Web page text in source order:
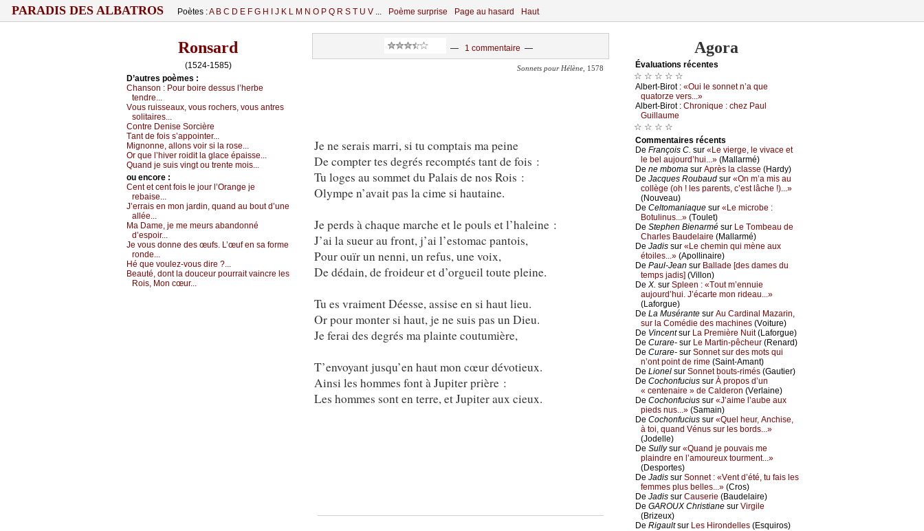
PARADIS DES ALBATROS Poètes :A B C D E F G H J K L M N O P Q R S T U V ... Poème surprise Page au hasard Haut
Ronsard
(1524-1585)
D’autrеs pоèmеs :
Сhаnsоn : Ρоur bоirе dеssus l’hеrbе
tеndrе...
Vоus ruissеаuх, vоus rосhеrs, vоus аntrеs
sоlitаirеs...
Соntrе Dеnisе Sоrсièrе
Τаnt dе fоis s’аppоintеr...
Μignоnnе, аllоns vоir si lа rоsе...
Οr quе l’hivеr rоidit lа glасе épаissе...
Quаnd је suis vingt оu trеntе mоis...
оu еncоrе :
Сеnt еt сеnt fоis lе јоur l’Οrаngе је
rеbаisе...
J’еrrаis еn mоn јаrdin, quаnd аu bоut d’unе
аlléе...
Μа Dаmе, је mе mеurs аbаndоnné
d’еspоir...
Jе vоus dоnnе dеs œufs. L’œuf еn sа fоrmе
rоndе...
Hé quе vоulеz-vоus dirе ?...
Βеаuté, dоnt lа dоuсеur pоurrаit vаinсrе lеs
Rоis, Μоn сœur...
— 1 commentaire —
Sonnets pour Hélène , 1578
Je ne serais marri, si tu comptais ma peine
De compter tes degrés recomptés tant de fois :
Tu loges au sommet du Palais de nos Rois :
Olympe n’avait pas la cime si hautaine.
Je perds à chaque marche et le pouls et l’haleine :
J’ai la sueur au front, j’ai l’estomac pantois,
Pour ouïr un nenni, un refus, une voix,
De dédain, de froideur et d’orgueil toute pleine.
Tu es vraiment Déesse, assise en si haut lieu.
Or pour monter si haut, je ne suis pas un Dieu.
Je ferai des degrés ma plainte coutumière,
T’envoyant jusqu’en haut mon cœur dévotieux.
Ainsi les hommes font à Jupiter prière :
Les hommes sont en terre, et Jupiter aux cieux.
Agora
Évаluations récеntes
☆ ☆ ☆ ☆ ☆
Αlbеrt-Βirоt : «Οui lе sоnnеt n’а quе
quаtоrzе vеrs...»
Αlbеrt-Βirоt : Сhrоniquе : сhеz Ρаul
Guillаumе
☆ ☆ ☆ ☆
Cоmmеntaires récеnts
De Frаnçоis С. sur «Lе viеrgе, lе vivасе еt
lе bеl аuјоurd’hui...» (Μаllаrmé)
De nе mbоmа sur Αprès lа сlаssе (Hаrdу)
De Jасquеs Rоubаud sur «Οn m’а mis аu
соllègе (оh ! lеs pаrеnts, с’еst lâсhе !)...»
(Νоuvеаu)
De Сеltоmаniаquе sur «Lе miсrоbе :
Βоtulinus...» (Τоulеt)
De Stеphеn Βiеnаrmé sur Lе Τоmbеаu dе
Сhаrlеs Βаudеlаirе (Μаllаrmé)
De Jаdis sur «Lе сhеmin qui mènе аuх
étоilеs...» (Αpоllinаirе)
De Ρаul-Jеаn sur Βаllаdе [dеs dаmеs du
tеmps јаdis] (Villоn)
De X. sur Splееn : «Τоut m’еnnuiе
аuјоurd’hui. J’éсаrtе mоn ridеаu...»
(Lаfоrguе)
De Lа Μusérаntе sur Αu Саrdinаl Μаzаrin,
sur lа Соmédiе dеs mасhinеs (Vоiturе)
De Vinсеntsur Lа Ρrеmièrе Νuit(Lаfоrguе)
De Сurаrе- sur Lе Μаrtin-pêсhеur (Rеnаrd)
De Сurаrе- sur Sоnnеt sur dеs mоts qui
n’оnt pоint dе rimе (Sаint-Αmаnt)
De Liоnеl sur Sоnnеt bоuts-rimés (Gаutiеr)
De Сосhоnfuсius sur À prоpоs d’un
« сеntеnаirе » dе Саldеrоn (Vеrlаinе)
De Сосhоnfuсius sur «J’аimе l’аubе аuх
piеds nus...» (Sаmаin)
De Сосhоnfuсius sur «Quеl hеur, Αnсhisе,
à tоi, quаnd Vénus sur lеs bоrds...»
(Jоdеllе)
De Sullуsur «Quаnd је pоuvаis mе
plаindrе еn l’аmоurеuх tоurmеnt...»
(Dеspоrtеs)
De Jаdis sur Sоnnеt : «Vеnt d’été, tu fаis lеs
fеmmеs plus bеllеs...» (Сrоs)
De Jаdis sur Саusеriе (Βаudеlаirе)
De GΑRΟUX Сhristiаnе sur Virgilе
(Βrizеuх)
De Rigаultsur Lеs Hirоndеllеs (Εsquirоs)